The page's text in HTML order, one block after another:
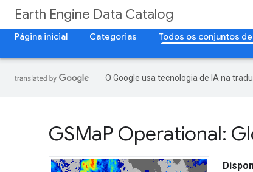
Earth Engine Data Catalog
Página inicial
Categorias Todos os conjuntos
O Google usa tecnologia de IA na
GSMaP Operational: